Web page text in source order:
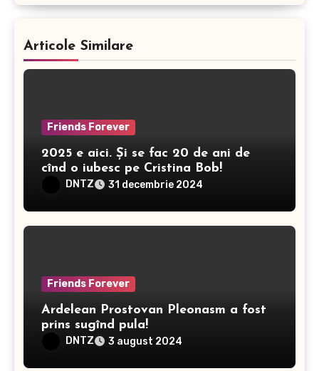
Articole Similare
Friends Forever
2025 e aici. Și se fac 20 de ani de
cînd o iubesc pe Cristina Bob!
DNTZ 31 decembrie 2024
Friends Forever
Ardelean Prostovan Pleonasm a fost
prins sugînd pula!
DNTZ 3 august 2024